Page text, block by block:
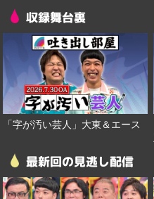
収録舞台裏
「字が汚い芸人」大東＆エース
最新回の見逃し配信